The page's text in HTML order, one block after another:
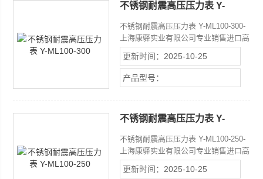
不锈钢耐震高压压力表 Y-
不锈钢耐震高压压力表 Y-ML100-300-
上海康驿实业有限公司专业销售进口高
压压力表高精度等级一般压力表系列，
一般压力表量程广，品种型号多，特性
优良，螺纹规格齐全
更新时间：2025-10-25
产品型号：
不锈钢耐震高压压力表 Y-
不锈钢耐震高压压力表 Y-ML100-250-
上海康驿实业有限公司专业销售进口高
压压力表高精度等级一般压力表系列，
一般压力表量程广，品种型号多，特性
更新时间：2025-10-25